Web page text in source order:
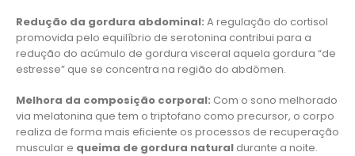
Redução da gordura abdominal: A regulação do cortisol
promovida pelo equilíbrio de serotonina contribui para a
redução do acúmulo de gordura visceral aquela gordura “de
estresse” que se concentra na região do abdômen.
Melhora da composição corporal: Com o sono melhorado
via melatonina que tem o triptofano como precursor, o corpo
realiza de forma mais eficiente os processos de recuperação
muscular e queima de gordura natural durante a noite.